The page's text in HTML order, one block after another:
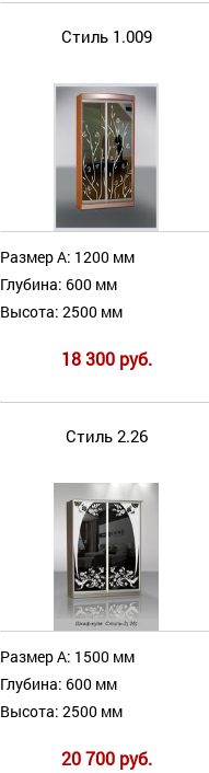
Стиль 1.009
Размер А: 1200 мм
Глубина: 600 мм
Высота: 2500 мм
18 300 руб.
Стиль 2.26
Размер А: 1500 мм
Глубина: 600 мм
Высота: 2500 мм
20 700 руб.